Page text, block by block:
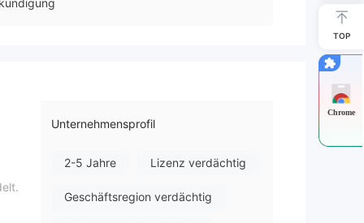
Unternehmensprofil
2-5 Jahre Lizenz verdächtig
Geschäftsregion verdächtig
TOP
Chrome